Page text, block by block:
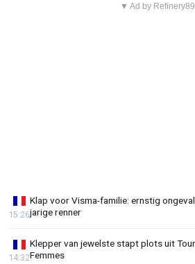
▼ Ad by Refinery89
Klap voor Visma-familie: ernstig
jarige renner
15:26
Klepper van jewelste stapt plots uit
Femmes
14:32